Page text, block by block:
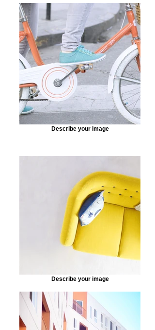
Describe your image
Describe your image